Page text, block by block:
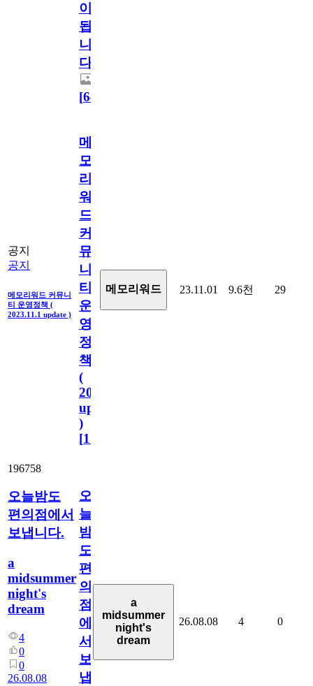
이
됩
니
다.
[64
공지
공지
메모리워드 커뮤니
티 운영정책 (
2023.11.1 update )
메
모
리
워
드
커
뮤
니
티
운
영
정
책
(
2023.11.1
update
)
[110
메모리워드 23.11.01 9.6천 29
196758
오늘밤도
편의점에서
보냅니다.
a
midsummer
night's
dream
4
0
0
26.08.08
오
늘
밤
도
편
의
점
에
서
보
냅
a
midsummer
night's
dream
26.08.08 4 0